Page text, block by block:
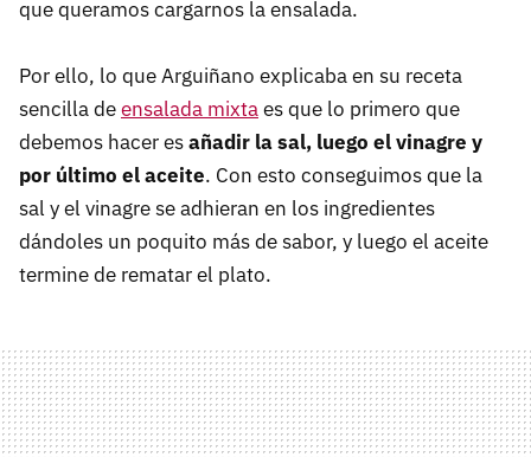
que queramos cargarnos la ensalada.
Por ello, lo que Arguiñano explicaba en su receta
sencilla deensalada mixtaes que lo primero que
debemos hacer esañadir la sal, luego el vinagre y
por último el aceite. Con esto conseguimos que la
sal y el vinagre se adhieran en los ingredientes
dándoles un poquito más de sabor, y luego el aceite
termine de rematar el plato.